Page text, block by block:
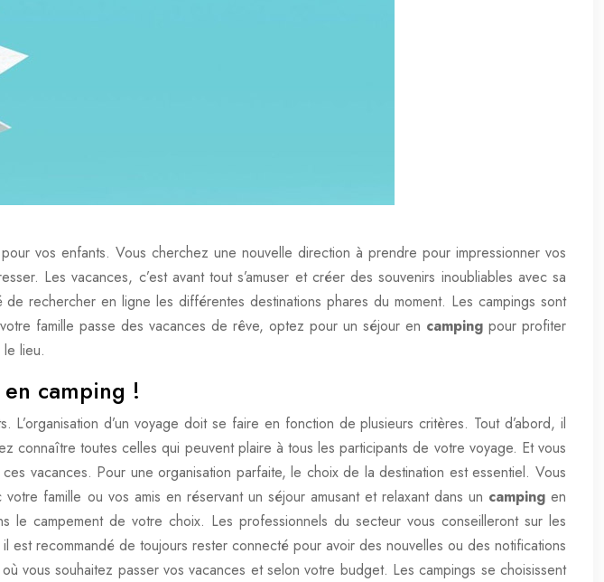
vos enfants. Vous cherchez une nouvelle direction à prendre pour impressionner vos
Les vacances, c’est avant tout s’amuser et créer des souvenirs inoubliables avec sa
rechercher en ligne les différentes destinations phares du moment. Les campings sont
famille passe des vacances de rêve, optez pour un séjour en camping pour profiter
lieu.
camping !
L’organisation d’un voyage doit se faire en fonction de plusieurs critères. Tout d’abord, il
connaître toutes celles qui peuvent plaire à tous les participants de votre voyage. Et vous
vacances. Pour une organisation parfaite, le choix de la destination est essentiel. Vous
famille ou vos amis en réservant un séjour amusant et relaxant dans un campingen
campement de votre choix. Les professionnels du secteur vous conseilleront sur les
recommandé de toujours rester connecté pour avoir des nouvelles ou des notifications
vous souhaitez passer vos vacances et selon votre budget. Les campings se choisissent